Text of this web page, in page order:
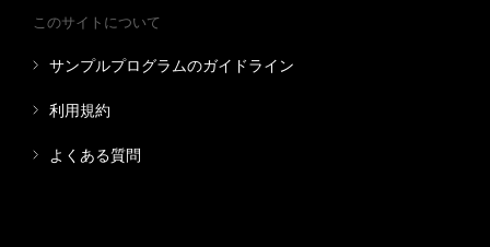
このサイトについて
サンプルプログラムのガイドライン
利用規約
よくある質問